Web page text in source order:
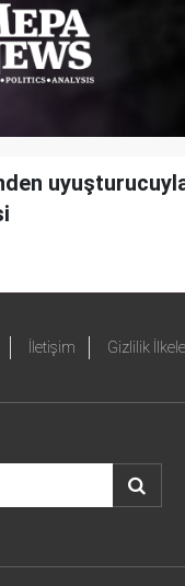
İletişim Gizlilik